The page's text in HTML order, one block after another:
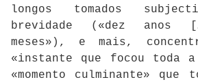
longos tomados
brevidade («dez anos
meses»), e mais,
«instante que focou toda
«momento culminante» que